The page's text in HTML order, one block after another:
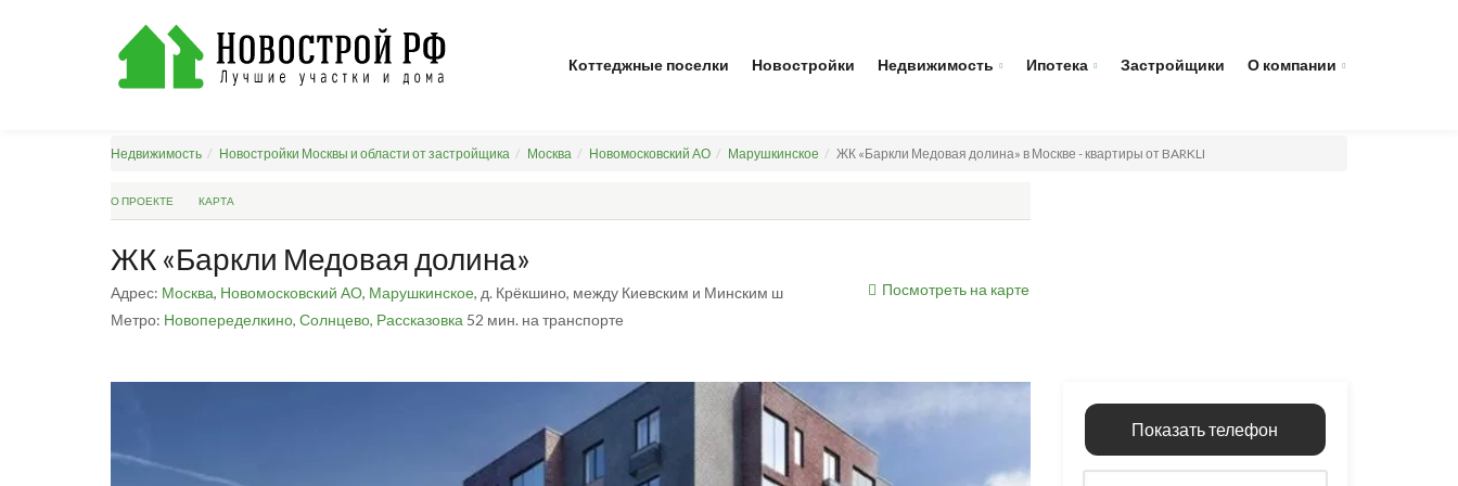
Коттеджные поселки Новостройки Недвижимость Ипотека Застройщики О компании
Недвижимость Новостройки Москвы и области от застройщика Москва Новомосковский АО Марушкинское ЖК «Баркли Медовая долина» в Москве - квартиры от BARKLI
О ПРОЕКТЕ КАРТА
ЖК «Баркли Медовая долина»
Адрес: Москва, Новомосковский АО, Марушкинское, д. Крёкшино, между Киевским и Минским ш
Метро: Новопеределкино, Солнцево, Рассказовка 52 мин. на транспорте
Посмотреть на карте
Показать телефон